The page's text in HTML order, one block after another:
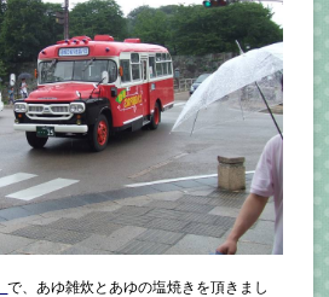
で、あゆ雑炊とあゆの塩焼きを頂きまし